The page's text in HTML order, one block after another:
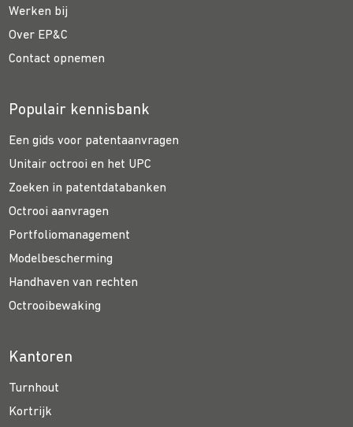
Werken bij
Over EP&C
Contact opnemen
Populair kennisbank
Een gids voor patentaanvragen
Unitair octrooi en het UPC
Zoeken in patentdatabanken
Octrooi aanvragen
Portfoliomanagement
Modelbescherming
Handhaven van rechten
Octrooibewaking
Kantoren
Turnhout
Kortrijk